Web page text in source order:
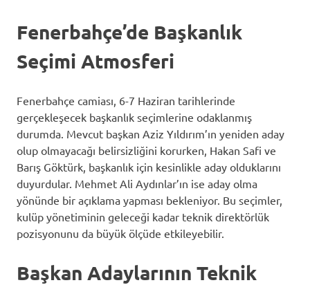
Fenerbahçe’de Başkanlık
Seçimi Atmosferi
Fenerbahçe camiası, 6-7 Haziran tarihlerinde
gerçekleşecek başkanlık seçimlerine odaklanmış
durumda. Mevcut başkan Aziz Yıldırım’ın yeniden aday
olup olmayacağı belirsizliğini korurken, Hakan Safi ve
Barış Göktürk, başkanlık için kesinlikle aday olduklarını
duyurdular. Mehmet Ali Aydınlar’ın ise aday olma
yönünde bir açıklama yapması bekleniyor. Bu seçimler,
kulüp yönetiminin geleceği kadar teknik direktörlük
pozisyonunu da büyük ölçüde etkileyebilir.
Başkan Adaylarının Teknik